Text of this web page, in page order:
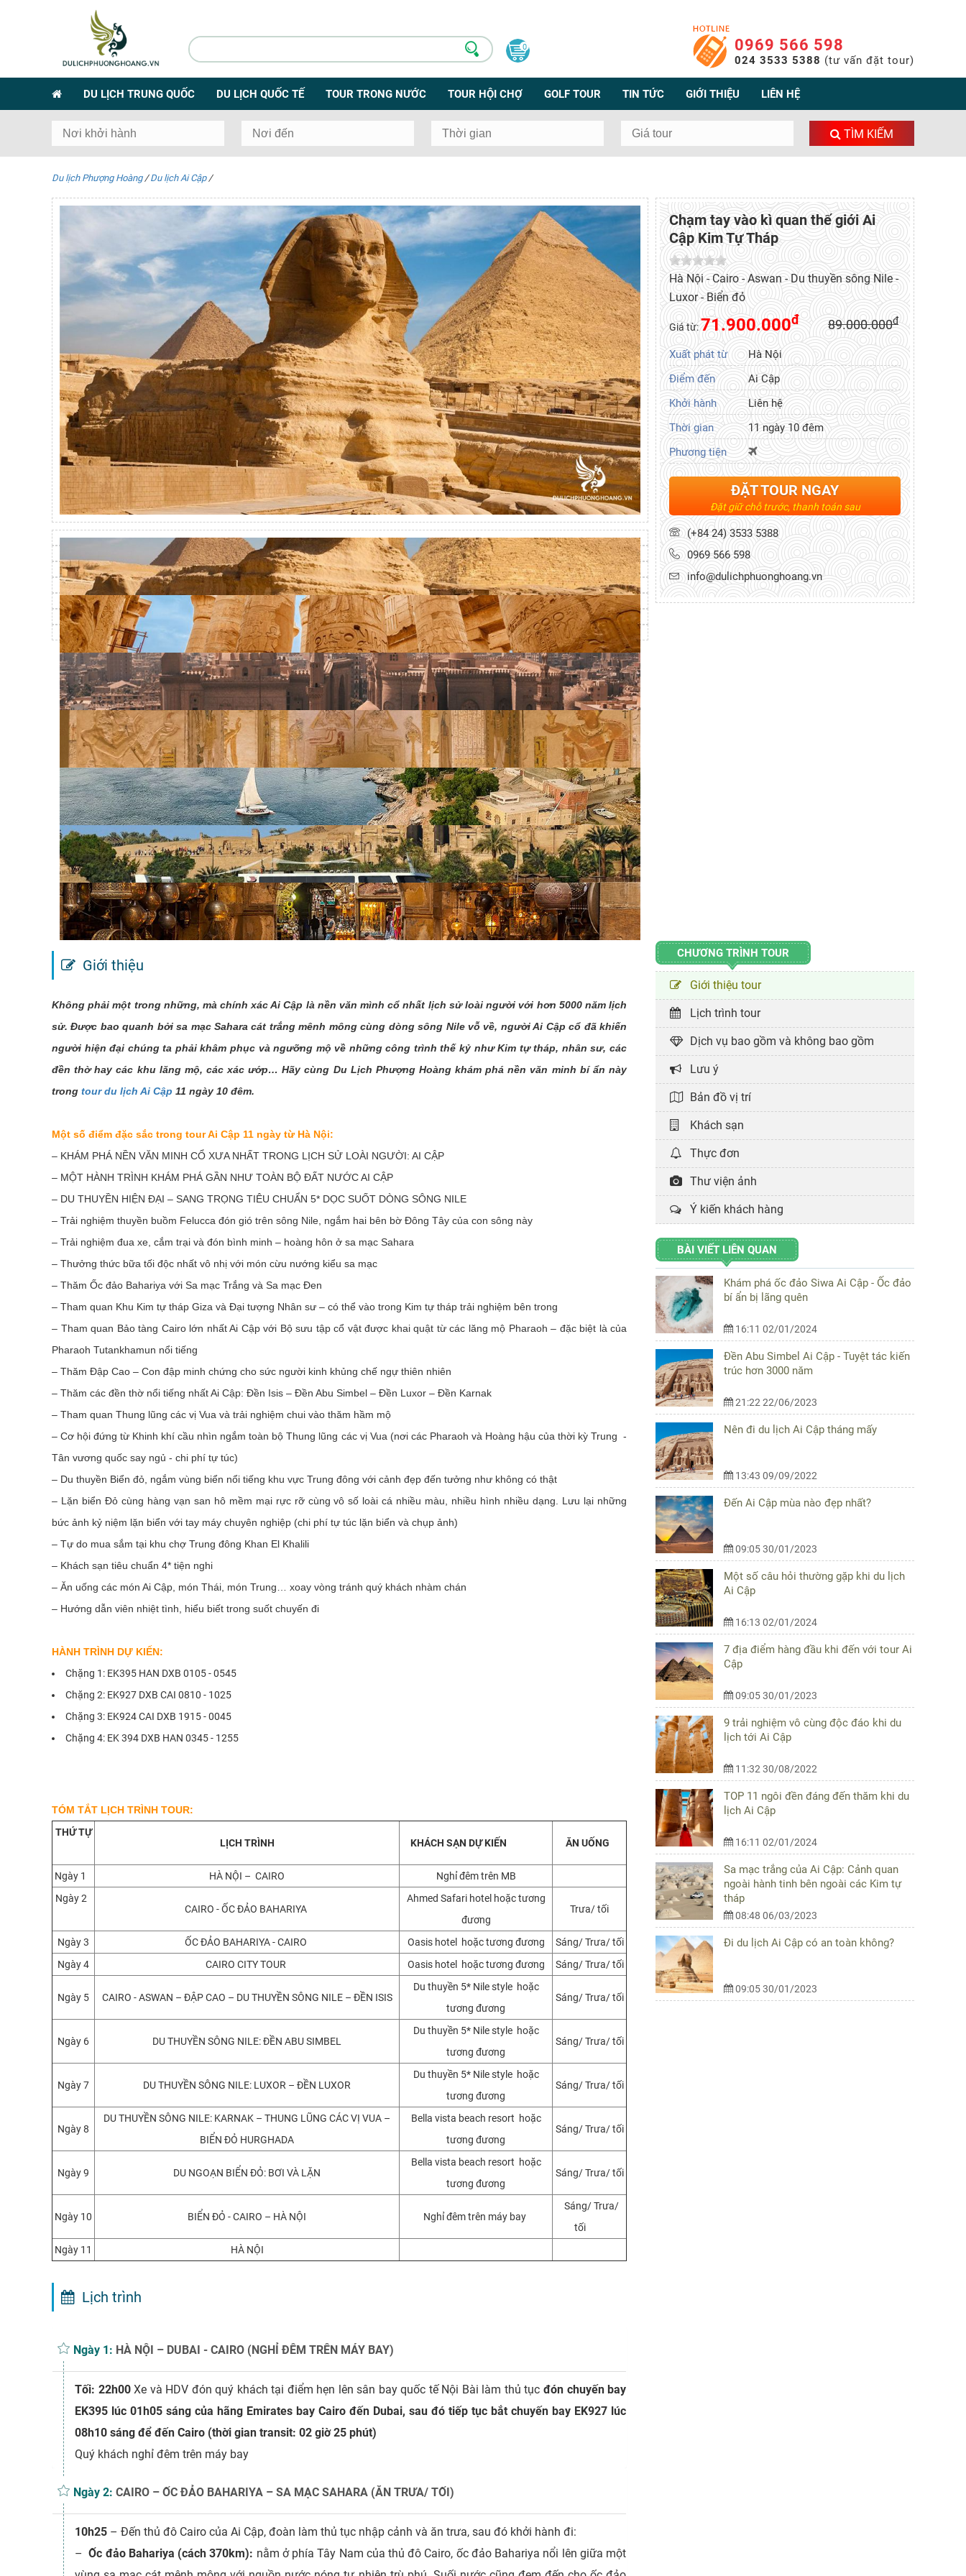
0 0969 566 598
024 3533 5388 (tư vấn đặt tour)
DU LỊCH TRUNG QUỐC DU LỊCH QUỐC TẾ TOUR TRONG NƯỚC TOUR HỘI CHỢ GOLF TOUR TIN TỨC GIỚI THIỆU LIÊN HỆ
TÌM KIẾM
Du lịch Phượng Hoàng / Du lịch Ai Cập /
Chạm tay vào kì quan thế giới Ai
Cập Kim Tự Tháp
Hà Nội - Cairo - Aswan - Du thuyền sông Nile -
Luxor - Biển đỏ
Giá từ:71.900.000đ 89.000.000đ
Xuất phát từ
Hà Nội
Điểm đến
Ai Cập
Khởi hành
Liên hệ
Thời gian
11 ngày 10 đêm
Phương tiện
ĐẶT TOUR NGAY
Đặt giữ chỗ trước, thanh toán sau
(+84 24) 3533 5388
0969 566 598
info@dulichphuonghoang.vn
Giới thiệu
Không phải một trong những, mà chính xác Ai Cập là nền văn mình cổ nhất lịch sử loài người với hơn 5000 năm lịch
sử. Được bao quanh bởi sa mạc Sahara cát trắng mênh mông cùng dòng sông Nile vỗ về, người Ai Cập cổ đã khiến
người hiện đại chúng ta phải khâm phục và ngưỡng mộ về những công trình thế kỷ như Kim tự tháp, nhân sư, các
đền thờ hay các khu lăng mộ, các xác ướp… Hãy cùng Du Lịch Phượng Hoàng khám phá nền văn minh bí ẩn này
trong tour du lịch Ai Cập 11 ngày 10 đêm.
Một số điểm đặc sắc trong tour Ai Cập 11 ngày từ Hà Nội:
– KHÁM PHÁ NỀN VĂN MINH CỔ XƯA NHẤT TRONG LỊCH SỬ LOÀI NGƯỜI: AI CẬP
– MỘT HÀNH TRÌNH KHÁM PHÁ GẦN NHƯ TOÀN BỘ ĐẤT NƯỚC AI CẬP
– DU THUYỀN HIỆN ĐẠI – SANG TRỌNG TIÊU CHUẨN 5* DỌC SUỐT DÒNG SÔNG NILE
– Trải nghiệm thuyền buồm Felucca đón gió trên sông Nile, ngắm hai bên bờ Đông Tây của con sông này
– Trải nghiệm đua xe, cắm trại và đón bình minh – hoàng hôn ở sa mạc Sahara
– Thưởng thức bữa tối độc nhất vô nhị với món cừu nướng kiểu sa mạc
– Thăm Ốc đảo Bahariya với Sa mạc Trắng và Sa mạc Đen
– Tham quan Khu Kim tự tháp Giza và Đại tượng Nhân sư – có thể vào trong Kim tự tháp trải nghiệm bên trong
– Tham quan Bảo tàng Cairo lớn nhất Ai Cập với Bộ sưu tập cổ vật được khai quật từ các lăng mộ Pharaoh – đặc biệt là của
Pharaoh Tutankhamun nổi tiếng
– Thăm Đập Cao – Con đập minh chứng cho sức người kinh khủng chế ngự thiên nhiên
– Thăm các đền thờ nổi tiếng nhất Ai Cập: Đền Isis – Đền Abu Simbel – Đền Luxor – Đền Karnak
– Tham quan Thung lũng các vị Vua và trải nghiệm chui vào thăm hầm mộ
–Cơ hội đứng từ Khinh khí cầu nhìn ngắm toàn bộ Thung lũng các vị Vua (nơi các Pharaoh và Hoàng hậu của thời kỳ Trung -
Tân vương quốc say ngủ - chi phí tự túc)
– Du thuyền Biển đỏ, ngắm vùng biển nổi tiếng khu vực Trung đông với cảnh đẹp đến tưởng như không có thật
– Lặn biển Đỏ cùng hàng vạn san hô mềm mại rực rỡ cùng vô số loài cá nhiều màu, nhiều hình nhiều dạng. Lưu lại những
bức ảnh kỷ niệm lặn biển với tay máy chuyên nghiệp (chi phí tự túc lặn biển và chụp ảnh)
– Tự do mua sắm tại khu chợ Trung đông Khan El Khalili
– Khách sạn tiêu chuẩn 4* tiện nghi
– Ăn uống các món Ai Cập, món Thái, món Trung… xoay vòng tránh quý khách nhàm chán
– Hướng dẫn viên nhiệt tình, hiểu biết trong suốt chuyến đi
HÀNH TRÌNH DỰ KIẾN:
Chặng 1: EK395 HAN DXB 0105 - 0545
Chặng 2: EK927 DXB CAI 0810 - 1025
Chặng 3: EK924 CAI DXB 1915 - 0045
Chặng 4: EK 394 DXB HAN 0345 - 1255
TÓM TẮT LỊCH TRÌNH TOUR:
THỨ TỰ
LỊCH TRÌNH
KHÁCH SẠN DỰ KIẾN ĂN UỐNG
Ngày 1 HÀ NỘI – CAIRO
Nghỉ đêm trên MB
Ngày 2
CAIRO - ỐC ĐẢO BAHARIYA
Ahmed Safari hotel hoặc tương
đương
Trưa/ tối
Ngày 3 ỐC ĐẢO BAHARIYA - CAIRO Oasis hotel hoặc tương đương
Sáng/ Trưa/ tối
Ngày 4
CAIRO CITY TOUR Oasis hotel hoặc tương đương Sáng/ Trưa/ tối
Ngày 5 CAIRO - ASWAN – ĐẬP CAO – DU THUYỀN SÔNG NILE – ĐỀN ISIS
Du thuyền 5* Nile style hoặc
tương đương
Sáng/ Trưa/ tối
Ngày 6 DU THUYỀN SÔNG NILE: ĐỀN ABU SIMBEL
Du thuyền 5* Nile style hoặc
tương đương
Sáng/ Trưa/ tối
Ngày 7 DU THUYỀN SÔNG NILE: LUXOR – ĐỀN LUXOR
Du thuyền 5* Nile style hoặc
tương đương
Sáng/ Trưa/ tối
Ngày 8
DU THUYỀN SÔNG NILE: KARNAK – THUNG LŨNG CÁC VỊ VUA –
BIỂN ĐỎ HURGHADA
Bella vista beach resort hoặc
tương đương
Sáng/ Trưa/ tối
Ngày 9 DU NGOẠN BIỂN ĐỎ: BƠI VÀ LẶN
Bella vista beach resort hoặc
tương đương
Sáng/ Trưa/ tối
Ngày 10 BIỂN ĐỎ - CAIRO – HÀ NỘI Nghỉ đêm trên máy bay
Sáng/ Trưa/
tối
Ngày 11
HÀ NỘI
Lịch trình
Ngày 1: HÀ NỘI – DUBAI - CAIRO (NGHỈ ĐÊM TRÊN MÁY BAY)
Tối: 22h00Xe và HDV đón quý khách tại điểm hẹn lên sân bay quốc tế Nội Bài làm thủ tục đón chuyến bay
EK395 lúc 01h05 sáng của hãng Emirates bay Cairo đến Dubai, sau đó tiếp tục bắt chuyến bay EK927 lúc
08h10 sáng để đến Cairo (thời gian transit: 02 giờ 25 phút)
Quý khách nghỉ đêm trên máy bay
Ngày 2: CAIRO – ỐC ĐẢO BAHARIYA – SA MẠC SAHARA (ĂN TRƯA/ TỐI)
10h25 – Đến thủ đô Cairo của Ai Cập, đoàn làm thủ tục nhập cảnh và ăn trưa, sau đó khởi hành đi:
– Ốc đảo Bahariya (cách 370km): nằm ở phía Tây Nam của thủ đô Cairo, ốc đảo Bahariya nổi lên giữa một
CHƯƠNG TRÌNH TOUR
Giới thiệu tour
Lịch trình tour
Dịch vụ bao gồm và không bao gồm
Lưu ý
Bản đồ vị trí
Khách sạn
Thực đơn
Thư viện ảnh
Ý kiến khách hàng
BÀI VIẾT LIÊN QUAN
Khám phá ốc đảo Siwa Ai Cập - Ốc đảo
bí ẩn bị lãng quên
16:11 02/01/2024
Đền Abu Simbel Ai Cập - Tuyệt tác kiến
trúc hơn 3000 năm
21:22 22/06/2023
Nên đi du lịch Ai Cập tháng mấy
13:43 09/09/2022
Đến Ai Cập mùa nào đẹp nhất?
09:05 30/01/2023
Một số câu hỏi thường gặp khi du lịch
Ai Cập
16:13 02/01/2024
7 địa điểm hàng đầu khi đến với tour Ai
Cập
09:05 30/01/2023
9 trải nghiệm vô cùng độc đáo khi du
lịch tới Ai Cập
11:32 30/08/2022
TOP 11 ngôi đền đáng đến thăm khi du
lịch Ai Cập
16:11 02/01/2024
Sa mạc trắng của Ai Cập: Cảnh quan
ngoài hành tinh bên ngoài các Kim tự
tháp
08:48 06/03/2023
Đi du lịch Ai Cập có an toàn không?
09:05 30/01/2023